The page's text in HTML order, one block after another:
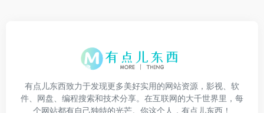
有点儿东西致力于发现更多美好实用的网站资源，影视、软
件、网盘、编程搜索和技术分享。在互联网的大千世界里，每
个网站都有自己独特的光芒。你这个人，有点儿东西！